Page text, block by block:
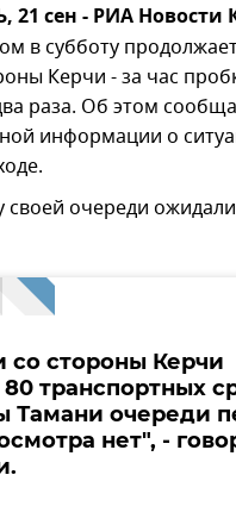
сен - РИА Новости
в субботу
Керчи - за час
раза. Об этом
информации о
своей очереди ожидали
со стороны Керчи
транспортных
Тамани очереди
нет", -